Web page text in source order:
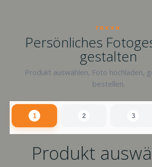
raxxa
Persönliches
gestalten
Produkt auswählen, Foto hochladen,
bestellen.
1 2 3
Produkt